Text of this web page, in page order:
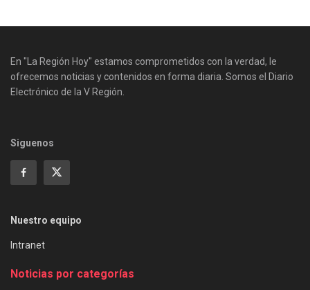
En "La Región Hoy" estamos comprometidos con la verdad, le
ofrecemos noticias y contenidos en forma diaria. Somos el Diario
Electrónico de la V Región.
Siguenos
Nuestro equipo
Intranet
Noticias por categorías